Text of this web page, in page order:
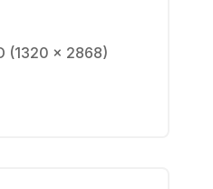
(1320 x 2868)